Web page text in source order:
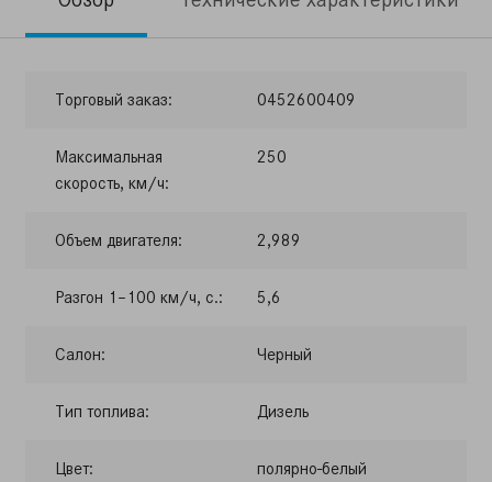
Торговый заказ: 0452600409
Максимальная
скорость, км/ч:
250
Объем двигателя: 2,989
Разгон 1–100 км/ч, с.: 5,6
Салон: Черный
Тип топлива: Дизель
Цвет: полярно-белый